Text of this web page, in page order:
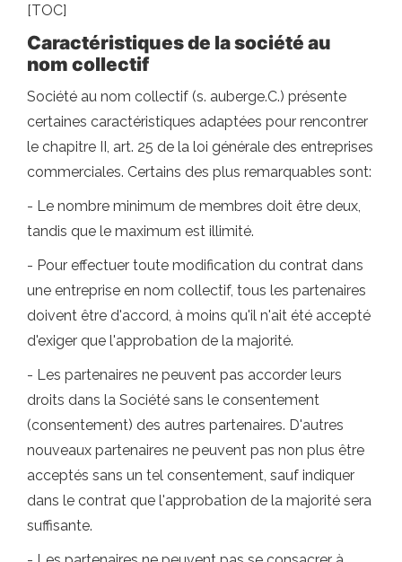
[TOC]
Caractéristiques de la société au
nom collectif
Société au nom collectif (s. auberge.C.) présente
certaines caractéristiques adaptées pour rencontrer
le chapitre II, art. 25 de la loi générale des entreprises
commerciales. Certains des plus remarquables sont:
- Le nombre minimum de membres doit être deux,
tandis que le maximum est illimité.
- Pour effectuer toute modification du contrat dans
une entreprise en nom collectif, tous les partenaires
doivent être d'accord, à moins qu'il n'ait été accepté
d'exiger que l'approbation de la majorité.
- Les partenaires ne peuvent pas accorder leurs
droits dans la Société sans le consentement
(consentement) des autres partenaires. D'autres
nouveaux partenaires ne peuvent pas non plus être
acceptés sans un tel consentement, sauf indiquer
dans le contrat que l'approbation de la majorité sera
suffisante.